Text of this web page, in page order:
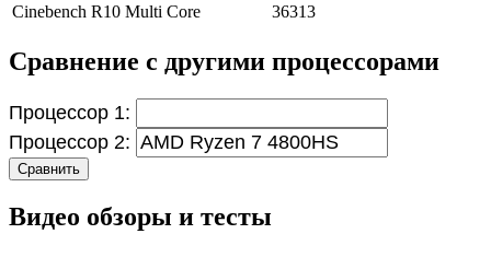
Cinebench R10 Multi Core 36313
Сравнение с другими процессорами
Процессор 1:
Процессор 2:
Сравнить
Видео обзоры и тесты